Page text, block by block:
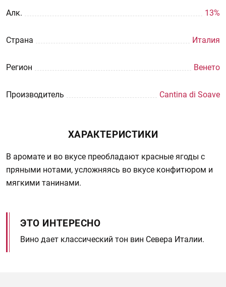
Aлк. 13%
Страна Италия
Регион Венето
Производитель Cantina di Soave
ХАРАКТЕРИСТИКИ
В аромате и во вкусе преобладают красные ягоды с
пряными нотами, усложняясь во вкусе конфитюром и
мягкими танинами.
ЭТО ИНТЕРЕСНО
Вино дает классический тон вин Севера Италии.